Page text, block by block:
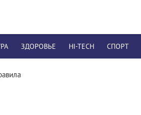
ЗДОРОВЬЕ HI-TECH СПОРТ